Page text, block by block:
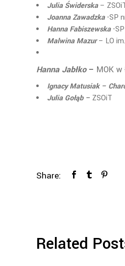
Julia Świderska–
Joanna Zawadzka-SP
Hanna Fabiszewska-
Malwina Mazur– LO
Hanna Jabłko– MOK
Ignacy Matusiak–
Julia Gołąb – ZSOiT
Share:
Related